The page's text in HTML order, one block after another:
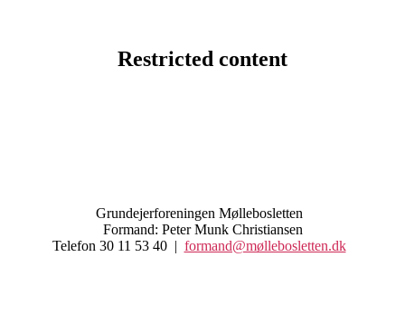
Restricted content
Grundejerforeningen Møllebosletten
Formand: Peter Munk Christiansen
Telefon 30 11 53 40 | formand@møllebosletten.dk